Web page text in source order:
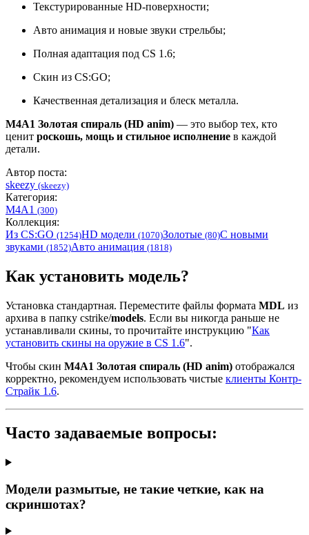
Текстурированные HD-поверхности;
Авто анимация и новые звуки стрельбы;
Полная адаптация под CS 1.6;
Скин из CS:GO;
Качественная детализация и блеск металла.
M4A1 Золотая спираль (HD anim) — это выбор тех, кто
ценит роскошь, мощь и стильное исполнение в каждой
детали.
Автор поста:
skeezy (skeezy)
Категория:
M4A1 (300)
Коллекция:
Из CS:GO (1254)HD модели (1070)Золотые (80)С новыми
звуками (1852)Авто анимация (1818)
Как установить модель?
Установка стандартная. Переместите файлы формата MDL из
архива в папку cstrike/models. Если вы никогда раньше не
устанавливали скины, то прочитайте инструкцию "Как
установить скины на оружие в CS 1.6".
Чтобы скин М4А1 Золотая спираль (HD anim) отображался
корректно, рекомендуем использовать чистые клиенты Контр-
Страйк 1.6.
Часто задаваемые вопросы:
Модели размытые, не такие четкие, как на
скриншотах?